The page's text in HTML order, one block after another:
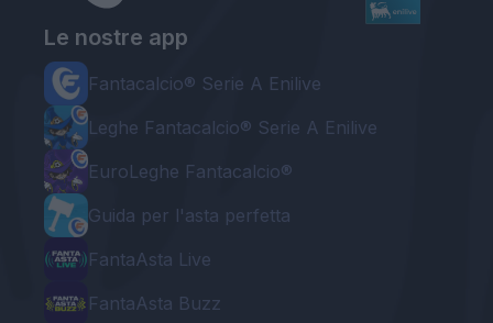
Le nostre app
Fantacalcio® Serie A Enilive
Leghe Fantacalcio® Serie A Enilive
EuroLeghe Fantacalcio®
Guida per l'asta perfetta
FantaAsta Live
FantaAsta Buzz